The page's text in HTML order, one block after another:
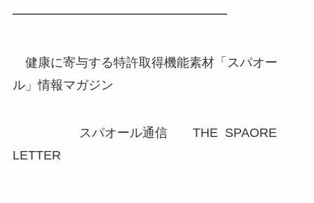
━━━━━━━━━━━━━━━━━
健康に寄与する特許取得機能素材「スパオー
ル」情報マガジン
スパオール通信 THE SPAORE
LETTER